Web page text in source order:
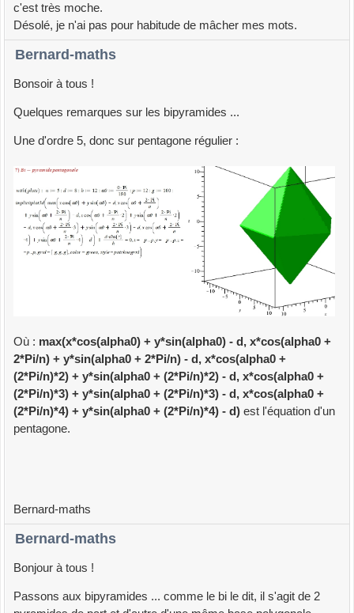
c'est très moche.
Désolé, je n'ai pas pour habitude de mâcher mes mots.
Bernard-maths
Bonsoir à tous !
Quelques remarques sur les bipyramides ...
Une d'ordre 5, donc sur pentagone régulier :
Où : max(x*cos(alpha0) + y*sin(alpha0) - d, x*cos(alpha0 +
2*Pi/n) + y*sin(alpha0 + 2*Pi/n) - d, x*cos(alpha0 +
(2*Pi/n)*2) + y*sin(alpha0 + (2*Pi/n)*2) - d, x*cos(alpha0 +
(2*Pi/n)*3) + y*sin(alpha0 + (2*Pi/n)*3) - d, x*cos(alpha0 +
(2*Pi/n)*4) + y*sin(alpha0 + (2*Pi/n)*4) - d) est l'équation d'un
pentagone.
Bernard-maths
Bernard-maths
Bonjour à tous !
Passons aux bipyramides ... comme le bi le dit, il s'agit de 2